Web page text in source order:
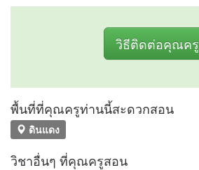
วิธีติดต่อคุณครู
พื้นที่ที่คุณครูท่านนี้สะดวกสอน
ดินแดง
วิชาอื่นๆ ที่คุณครูสอน